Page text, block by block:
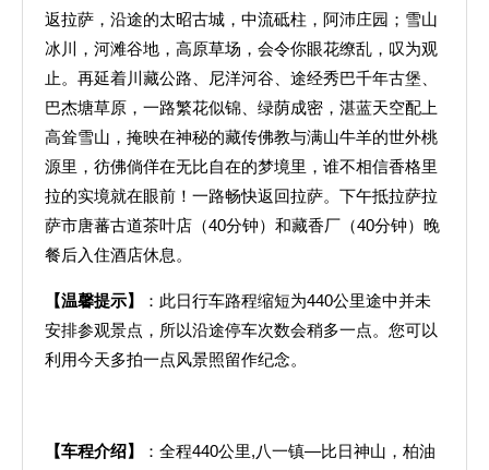
返拉萨，沿途的太昭古城，中流砥柱，阿沛庄园；雪山
冰川，河滩谷地，高原草场，会令你眼花缭乱，叹为观
止。再延着川藏公路、尼洋河谷、途经秀巴千年古堡、
巴杰塘草原，一路繁花似锦、绿荫成密，湛蓝天空配上
高耸雪山，掩映在神秘的藏传佛教与满山牛羊的世外桃
源里，彷佛倘佯在无比自在的梦境里，谁不相信香格里
拉的实境就在眼前！一路畅快返回拉萨。下午抵拉萨拉
萨市唐蕃古道茶叶店（40分钟）和藏香厂（40分钟）晚
餐后入住酒店休息。
【温馨提示】
：此日行车路程缩短为440公里途中并未
安排参观景点，所以沿途停车次数会稍多一点。您可以
利用今天多拍一点风景照留作纪念。
【车程介绍】
：全程440公里,八一镇—比日神山，柏油